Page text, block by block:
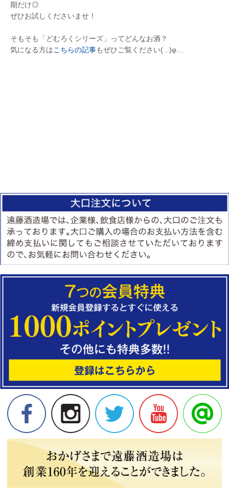
期だけ◎
ぜひお試しくださいませ！
そもそも「どむろくシリーズ」ってどんなお酒？
気になる方はこちらの記事もぜひご覧ください( ..)φ…